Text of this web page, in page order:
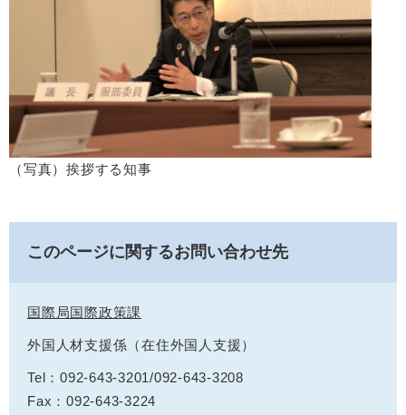
（写真）挨拶する知事
このページに関するお問い合わせ先
国際局国際政策課
外国人材支援係（在住外国人支援）
Tel：092-643-3201/092-643-3208
Fax：092-643-3224